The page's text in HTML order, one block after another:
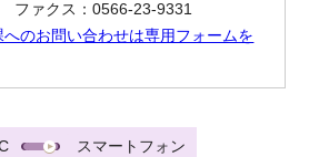
ファクス：0566-23-9331
へのお問い合わせは専用フォームを
スマートフォン